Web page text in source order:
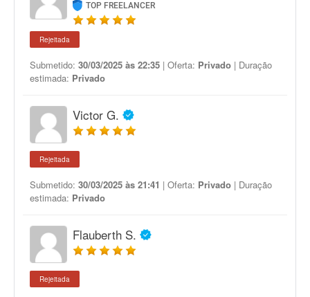
TOP FREELANCER
Rejeitada
Submetido: 30/03/2025 às 22:35 | Oferta: Privado | Duração
estimada: Privado
Victor G.
Rejeitada
Submetido: 30/03/2025 às 21:41 | Oferta: Privado | Duração
estimada: Privado
Flauberth S.
Rejeitada